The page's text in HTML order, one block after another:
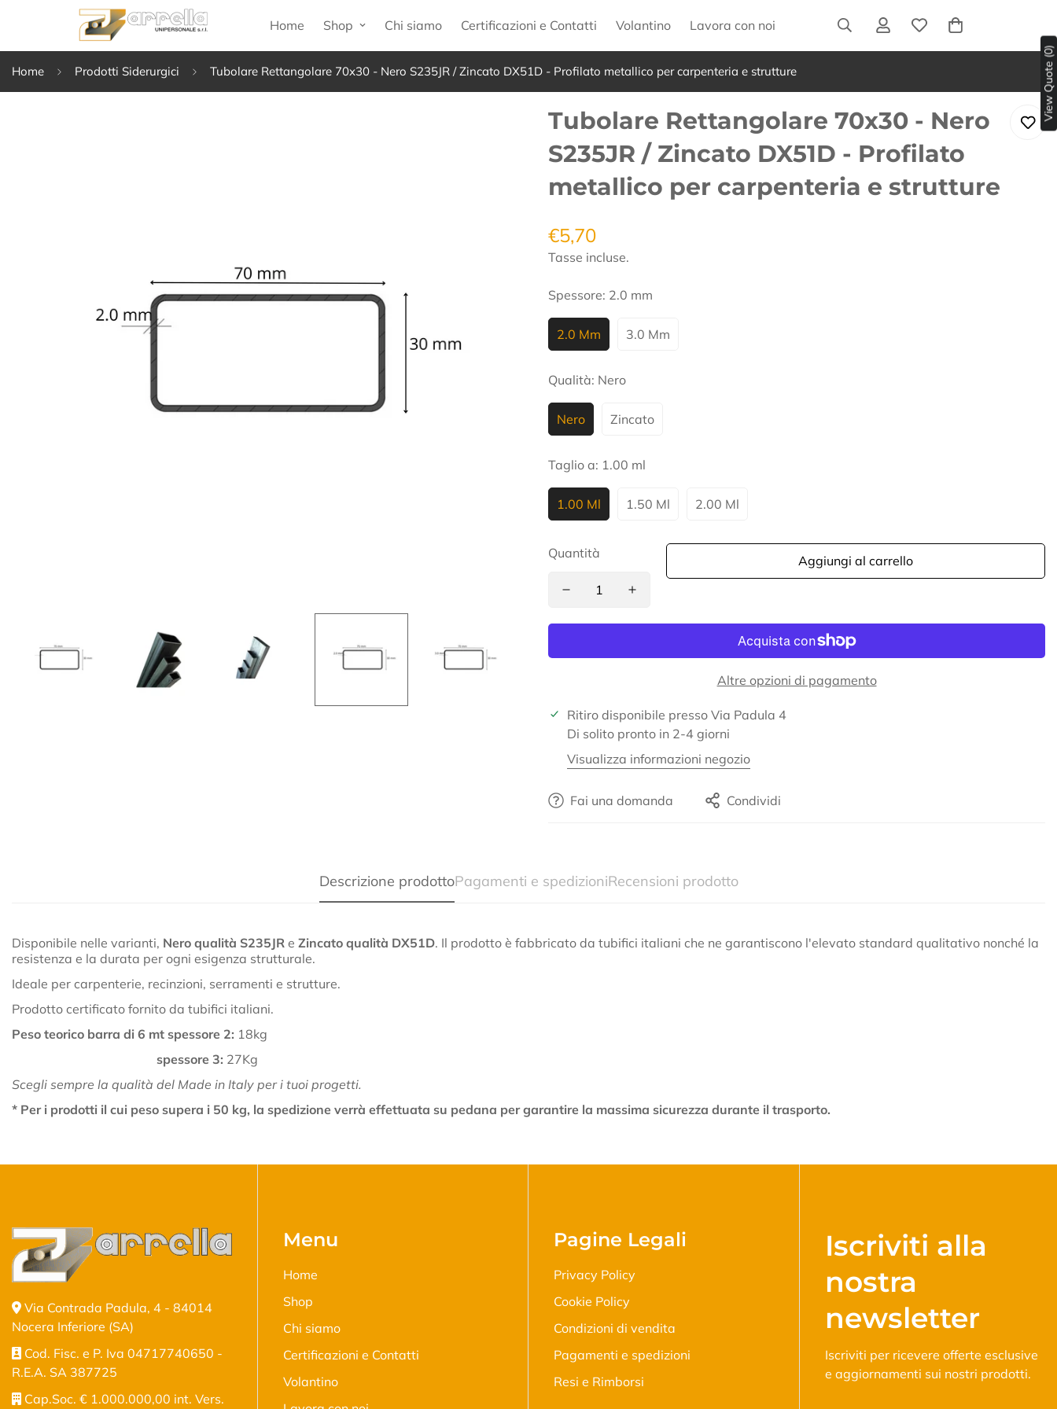
Home Shop Chi siamo Certificazioni e Contatti Volantino Lavora con noi
Home Prodotti Siderurgici Tubolare Rettangolare 70x30 - Nero S235JR / Zincato DX51D - Profilato metallico per carpenteria e strutture
Tubolare Rettangolare 70x30 - Nero
S235JR / Zincato DX51D - Profilato
metallico per carpenteria e strutture
Prezzo
regolare
€5,70
Tasse incluse.
Spessore: 2.0 mm
2.0 Mm 3.0 Mm
Qualità: Nero
Nero Zincato
Taglio a: 1.00 ml
1.00 Ml 1.50 Ml 2.00 Ml
Quantità Aggiungi al carrello
Altre opzioni di pagamento
Ritiro disponibile presso Via Padula 4
Di solito pronto in 2-4 giorni
Visualizza informazioni negozio
Fai una domanda Condividi
Descrizione prodottoPagamenti e spedizioniRecensioni prodotto
Disponibile nelle varianti, Nero qualità S235JR e Zincato qualità DX51D. Il prodotto è fabbricato da tubifici italiani che ne garantiscono l'elevato standard qualitativo nonché la
resistenza e la durata per ogni esigenza strutturale.
Ideale per carpenterie, recinzioni, serramenti e strutture.
Prodotto certificato fornito da tubifici italiani.
Peso teorico barra di 6 mt spessore 2: 18kg
spessore 3: 27Kg
Scegli sempre la qualità del Made in Italy per i tuoi progetti.
* Per i prodotti il cui peso supera i 50 kg, la spedizione verrà effettuata su pedana per garantire la massima sicurezza durante il trasporto.
Via Contrada Padula, 4 - 84014
Nocera Inferiore (SA)
Cod. Fisc. e P. Iva 04717740650 -
R.E.A. SA 387725
Cap.Soc. € 1.000.000,00 int. Vers.
Menu
Home
Shop
Chi siamo
Certificazioni e Contatti
Volantino
Pagine Legali
Privacy Policy
Cookie Policy
Condizioni di vendita
Pagamenti e spedizioni
Resi e Rimborsi
Iscriviti alla
nostra
newsletter
Iscriviti per ricevere offerte esclusive
e aggiornamenti sui nostri prodotti.
View Quote (0)